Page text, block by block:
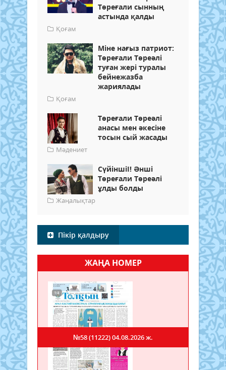
Төреғали сынның
астында қалды
Қоғам
Міне нағыз патриот:
Төреғали Төреәлі
туған жері туралы
бейнежазба
жариялады
Қоғам
Төреғали Төреәлі
анасы мен әкесіне
тосын сый жасады
Мәдениет
СүйіншіІ! Әнші
Төреғали Төреәлі
ұлды болды
Жаңалықтар
Пікір қалдыру
ЖАҢА НОМЕР
№58 (11222)04.08.2026 ж.